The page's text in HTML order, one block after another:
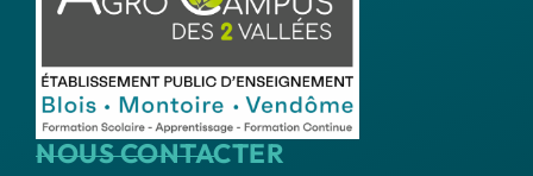
NOUS CONTACTER